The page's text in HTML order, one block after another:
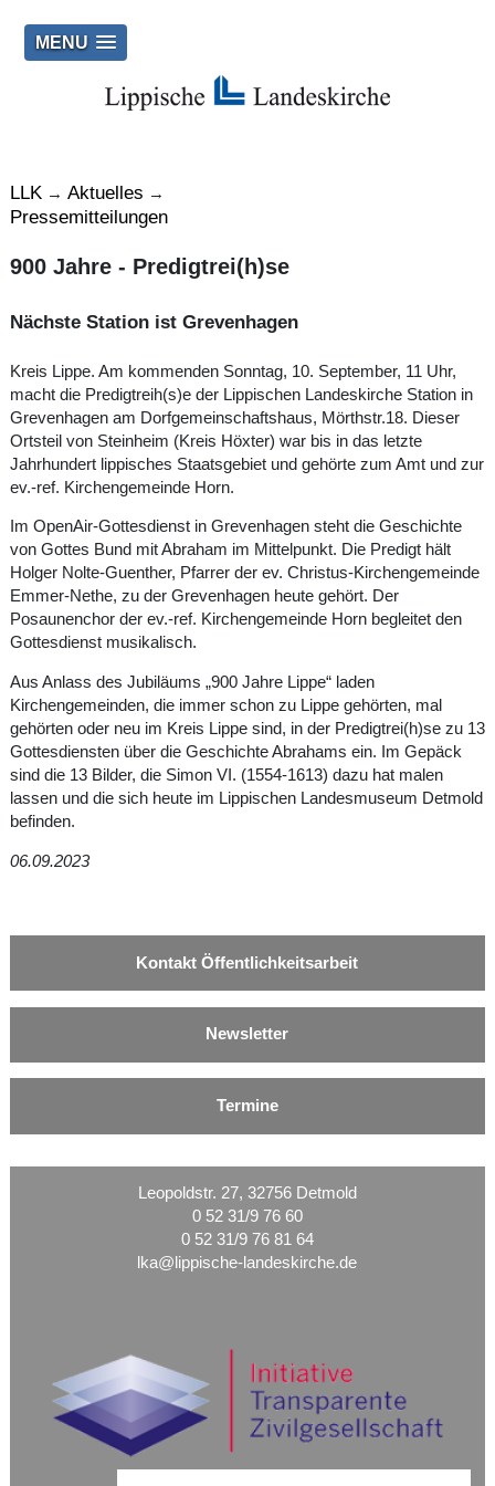
MENU
LLK → Aktuelles →
Pressemitteilungen
900 Jahre - Predigtrei(h)se
Nächste Station ist Grevenhagen
Kreis Lippe. Am kommenden Sonntag, 10. September, 11 Uhr,
macht die Predigtreih(s)e der Lippischen Landeskirche Station in
Grevenhagen am Dorfgemeinschaftshaus, Mörthstr.18. Dieser
Ortsteil von Steinheim (Kreis Höxter) war bis in das letzte
Jahrhundert lippisches Staatsgebiet und gehörte zum Amt und zur
ev.-ref. Kirchengemeinde Horn.
Im OpenAir-Gottesdienst in Grevenhagen steht die Geschichte
von Gottes Bund mit Abraham im Mittelpunkt. Die Predigt hält
Holger Nolte-Guenther, Pfarrer der ev. Christus-Kirchengemeinde
Emmer-Nethe, zu der Grevenhagen heute gehört. Der
Posaunenchor der ev.-ref. Kirchengemeinde Horn begleitet den
Gottesdienst musikalisch.
Aus Anlass des Jubiläums „900 Jahre Lippe“ laden
Kirchengemeinden, die immer schon zu Lippe gehörten, mal
gehörten oder neu im Kreis Lippe sind, in der Predigtrei(h)se zu 13
Gottesdiensten über die Geschichte Abrahams ein. Im Gepäck
sind die 13 Bilder, die Simon VI. (1554-1613) dazu hat malen
lassen und die sich heute im Lippischen Landesmuseum Detmold
befinden.
06.09.2023
Kontakt Öffentlichkeitsarbeit
Newsletter
Termine
Leopoldstr. 27, 32756 Detmold
0 52 31/9 76 60
0 52 31/9 76 81 64
lka@lippische-landeskirche.de